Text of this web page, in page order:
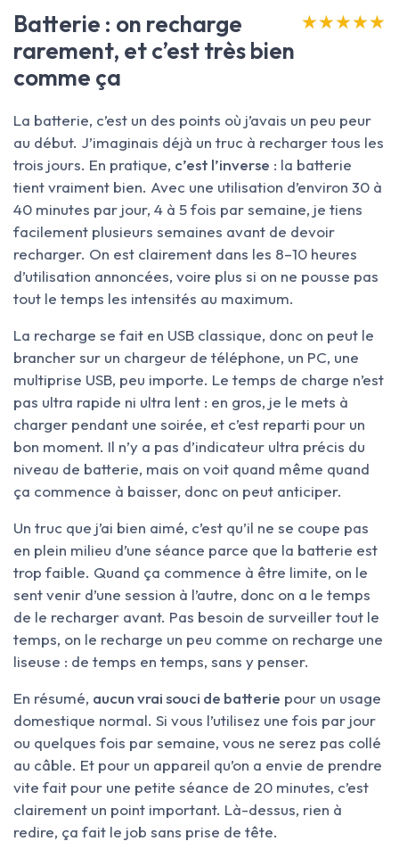
Batterie : on recharge
rarement, et c’est très bien
comme ça
★★★★★
★★★★★
La batterie, c’est un des points où j’avais un peu peur
au début. J’imaginais déjà un truc à recharger tous les
trois jours. En pratique, c’est l’inverse : la batterie
tient vraiment bien. Avec une utilisation d’environ 30 à
40 minutes par jour, 4 à 5 fois par semaine, je tiens
facilement plusieurs semaines avant de devoir
recharger. On est clairement dans les 8–10 heures
d’utilisation annoncées, voire plus si on ne pousse pas
tout le temps les intensités au maximum.
La recharge se fait en USB classique, donc on peut le
brancher sur un chargeur de téléphone, un PC, une
multiprise USB, peu importe. Le temps de charge n’est
pas ultra rapide ni ultra lent : en gros, je le mets à
charger pendant une soirée, et c’est reparti pour un
bon moment. Il n’y a pas d’indicateur ultra précis du
niveau de batterie, mais on voit quand même quand
ça commence à baisser, donc on peut anticiper.
Un truc que j’ai bien aimé, c’est qu’il ne se coupe pas
en plein milieu d’une séance parce que la batterie est
trop faible. Quand ça commence à être limite, on le
sent venir d’une session à l’autre, donc on a le temps
de le recharger avant. Pas besoin de surveiller tout le
temps, on le recharge un peu comme on recharge une
liseuse : de temps en temps, sans y penser.
En résumé, aucun vrai souci de batterie pour un usage
domestique normal. Si vous l’utilisez une fois par jour
ou quelques fois par semaine, vous ne serez pas collé
au câble. Et pour un appareil qu’on a envie de prendre
vite fait pour une petite séance de 20 minutes, c’est
clairement un point important. Là-dessus, rien à
redire, ça fait le job sans prise de tête.